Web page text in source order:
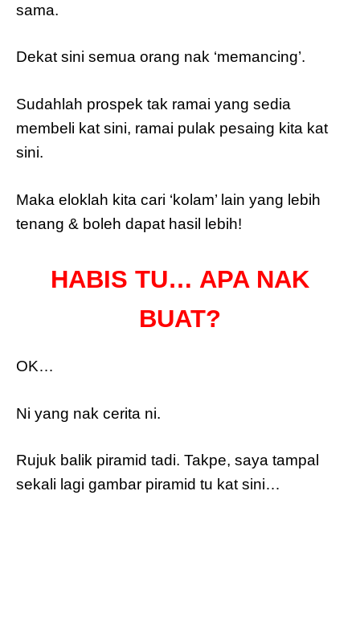
sama.
Dekat sini semua orang nak ‘memancing’.
Sudahlah prospek tak ramai yang sedia
membeli kat sini, ramai pulak pesaing kita kat
sini.
Maka eloklah kita cari ‘kolam’ lain yang lebih
tenang & boleh dapat hasil lebih!
HABIS TU… APA NAK
BUAT?
OK…
Ni yang nak cerita ni.
Rujuk balik piramid tadi. Takpe, saya tampal
sekali lagi gambar piramid tu kat sini…